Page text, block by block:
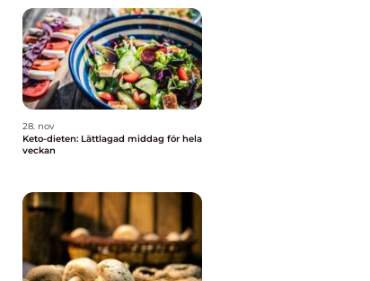
28. nov
Keto-dieten: Lättlagad middag för hela
veckan